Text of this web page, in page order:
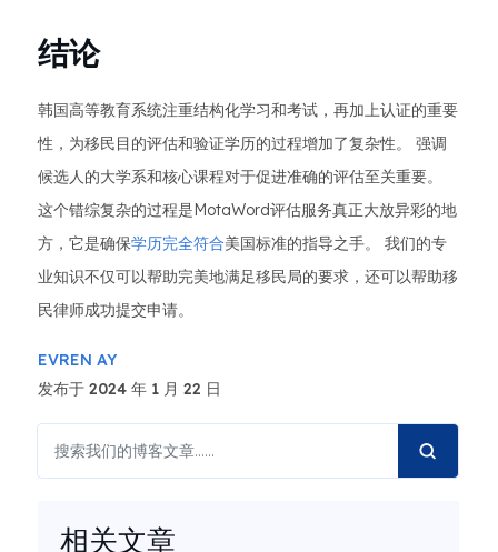
结论
韩国高等教育系统注重结构化学习和考试，再加上认证的重要
性，为移民目的评估和验证学历的过程增加了复杂性。 强调
候选人的大学系和核心课程对于促进准确的评估至关重要。
这个错综复杂的过程是MotaWord评估服务真正大放异彩的地
方，它是确保学历完全符合美国标准的指导之手。 我们的专
业知识不仅可以帮助完美地满足移民局的要求，还可以帮助移
民律师成功提交申请。
EVREN AY
发布于 2024 年 1 月 22 日
相关文章